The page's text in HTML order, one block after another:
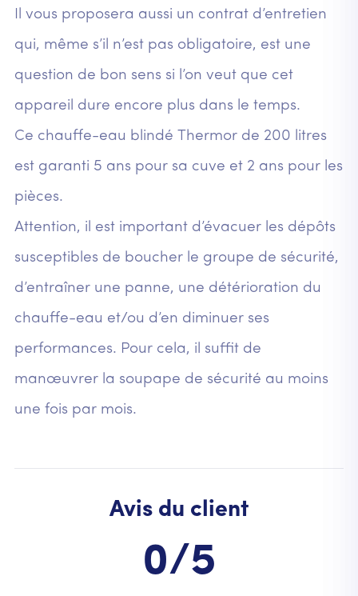
Il vous proposera aussi un contrat d’entretien
qui, même s’il n’est pas obligatoire, est une
question de bon sens si l’on veut que cet
appareil dure encore plus dans le temps.
Ce chauffe-eau blindé Thermor de 200 litres
est garanti 5 ans pour sa cuve et 2 ans pour les
pièces.
Attention, il est important d’évacuer les dépôts
susceptibles de boucher le groupe de sécurité,
d’entraîner une panne, une détérioration du
chauffe-eau et/ou d’en diminuer ses
performances. Pour cela, il suffit de
manœuvrer la soupape de sécurité au moins
une fois par mois.
Avis du client
0/5